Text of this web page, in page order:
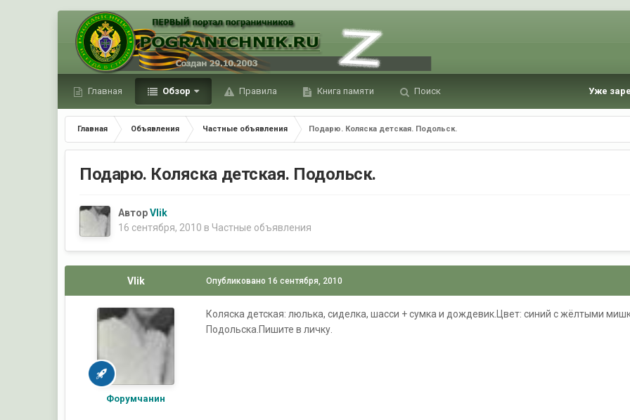
Главная Обзор Правила Книга памяти Поиск Уже
Главная Объявления Частные объявления Подарю. Коляска детская. Подольск.
Подарю. Коляска детская. Подольск.
АвторVlik
16 сентября, 2010 в Частные объявления
Vlik
Форумчанин
Опубликовано16 сентября, 2010
Коляска детская: люлька, сиделка, шасси + сумка и дождевик.Цвет: синий с жёлтыми
Подольска.Пишите в личку.